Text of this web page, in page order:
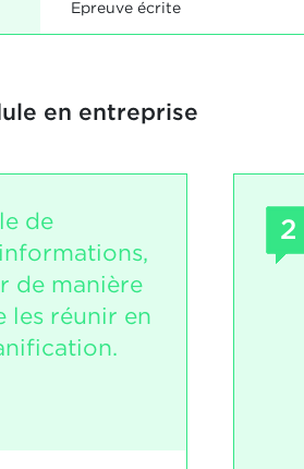
Epreuve écrite
en entreprise
de
de manière
les réunir en
2